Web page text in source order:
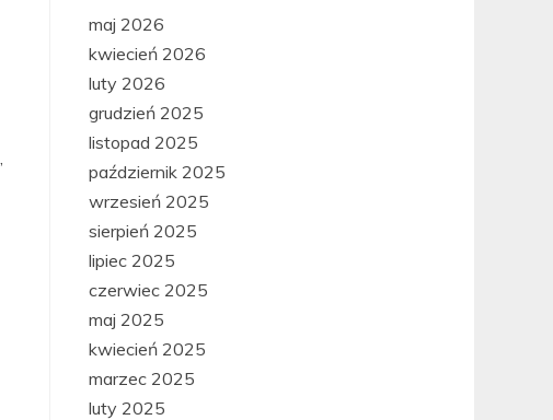
maj 2026
kwiecień 2026
luty 2026
grudzień 2025
listopad 2025
październik 2025
wrzesień 2025
sierpień 2025
lipiec 2025
czerwiec 2025
maj 2025
kwiecień 2025
marzec 2025
luty 2025